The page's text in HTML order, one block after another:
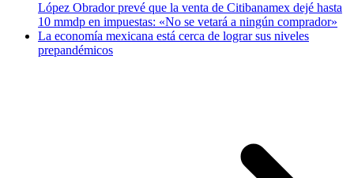
López Obrador prevé que la venta de Citibanamex dejé hasta
10 mmdp en impuestas: «No se vetará a ningún comprador»
La economía mexicana está cerca de lograr sus niveles
prepandémicos